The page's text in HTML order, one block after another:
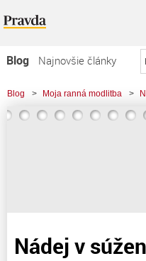
Blog
Najnovšie články
Najčítanejšie články
Najkomentovanejšie články
Blog > Moja ranná modlitba >
Nádej v